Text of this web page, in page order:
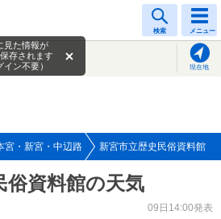
検索 メニュー
現在地
見た情報が
存されます
イン不要）
宮・新宮・中辺路 新宮市立歴史民俗資料館
俗資料館の天気
09日14:00発表